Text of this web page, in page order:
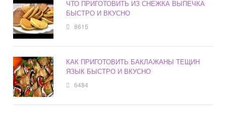
ЧТО ПРИГОТОВИТЬ ИЗ СНЕЖКА ВЫПЕЧКА
БЫСТРО И ВКУСНО
8615
КАК ПРИГОТОВИТЬ БАКЛАЖАНЫ ТЕЩИН
ЯЗЫК БЫСТРО И ВКУСНО
6484